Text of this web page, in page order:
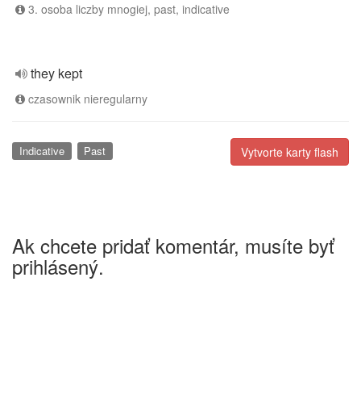
3. osoba liczby mnogiej, past, indicative
they kept
czasownik nieregularny
Vytvorte karty flash
Indicative Past
Ak chcete pridať komentár, musíte byť
prihlásený.